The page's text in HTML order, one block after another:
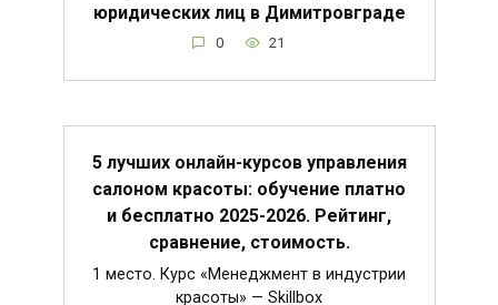
юридических лиц в Димитровграде
0 21
5 лучших онлайн-курсов управления
салоном красоты: обучение платно
и бесплатно 2025-2026. Рейтинг,
сравнение, стоимость.
1 место. Курс «Менеджмент в индустрии
красоты» — Skillbox